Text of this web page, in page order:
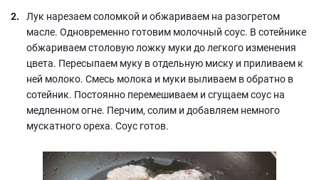
Лук нарезаем соломкой и обжариваем на разогретом
масле. Одновременно готовим молочный соус. В сотейнике
обжариваем столовую ложку муки до легкого изменения
цвета. Пересыпаем муку в отдельную миску и приливаем к
ней молоко. Смесь молока и муки выливаем в обратно в
сотейник. Постоянно перемешиваем и сгущаем соус на
медленном огне. Перчим, солим и добавляем немного
мускатного ореха. Соус готов.